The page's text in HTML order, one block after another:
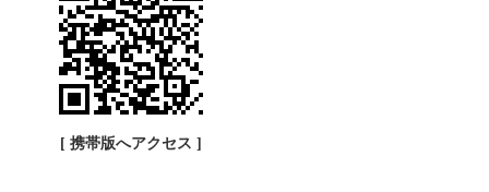
[ 携帯版へアクセス ]